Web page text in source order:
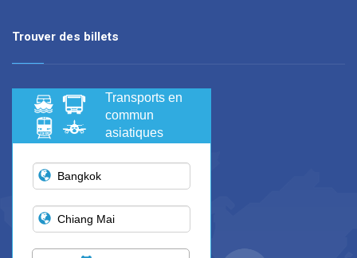
Trouver des billets
Transports en
commun
asiatiques